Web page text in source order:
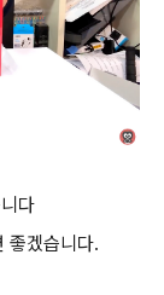
다
좋겠습니다.